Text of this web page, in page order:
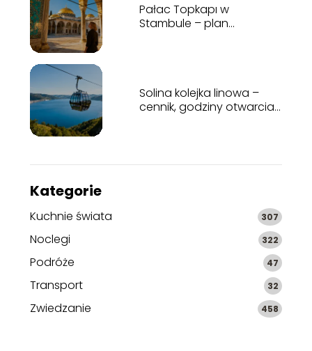
Pałac Topkapı w
Stambule – plan
Solina kolejka linowa –
cennik, godziny otwarcia,
Kategorie
Kuchnie świata 307
Noclegi 322
Podróże 47
Transport 32
Zwiedzanie 458